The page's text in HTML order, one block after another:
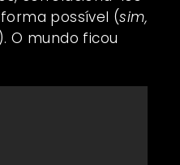
possível (sim,
). O mundo ficou